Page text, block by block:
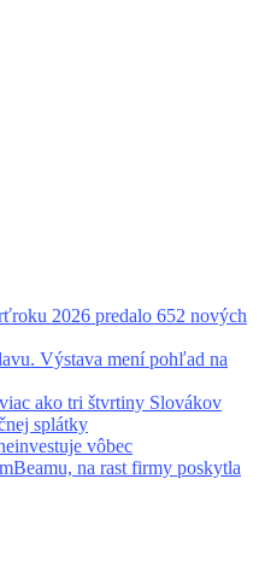
2026 predalo 652 nových
Výstava mení pohľad na
ako tri štvrtiny Slovákov
splátky
vôbec
na rast firmy poskytla